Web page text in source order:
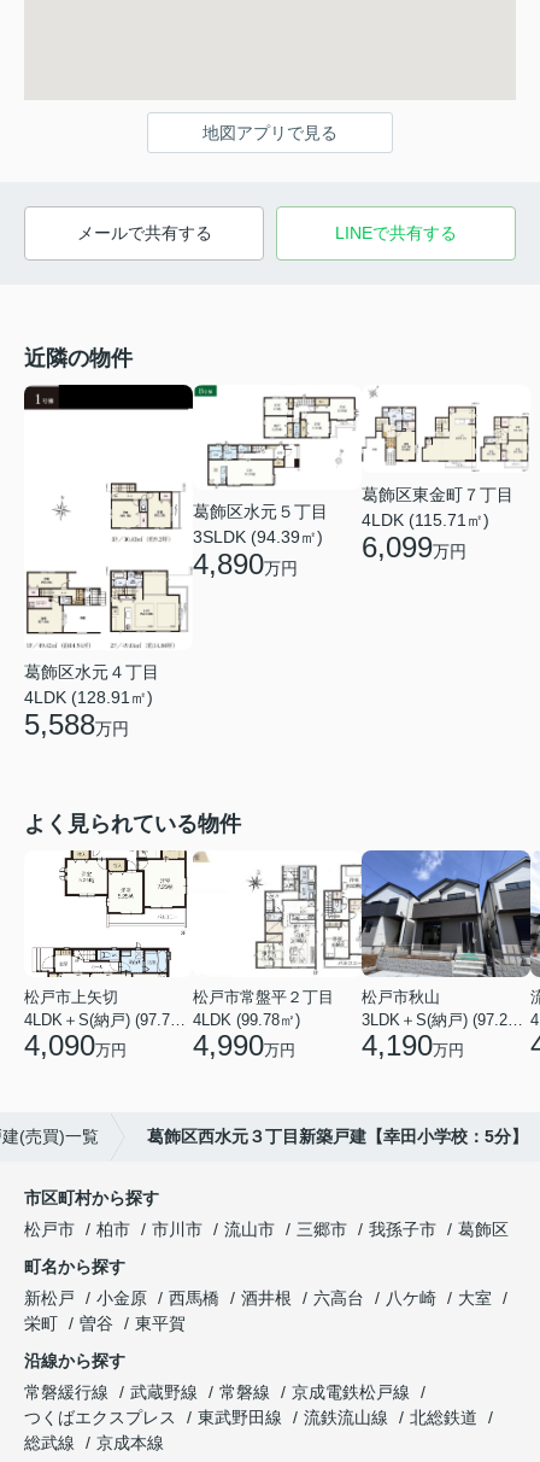
地図アプリで見る
メールで共有する LINEで共有する
近隣の物件
葛飾区水元４丁目
4LDK (128.91㎡)
5,588万円
葛飾区水元５丁目
3SLDK (94.39㎡)
4,890万円
葛飾区東金町７丁目
4LDK (115.71㎡)
6,099万円
よく見られている物件
松戸市上矢切
4LDK＋S(納戸) (97.71㎡)
4,090万円
松戸市常盤平２丁目
4LDK (99.78㎡)
4,990万円
松戸市秋山
3LDK＋S(納戸) (97.29㎡)
4,190万円
(売買)一覧 葛飾区西水元３丁目新築戸建【幸田小学校：5分】
市区町村から探す
松戸市
柏市 市川市 流山市 三郷市 我孫子市
葛飾区
町名から探す
新松戸
小金原 西馬橋 酒井根 六高台 八ケ崎
大室
栄町
曽谷
東平賀
沿線から探す
常磐緩行線
武蔵野線 常磐線
京成電鉄松戸線
つくばエクスプレス
東武野田線 流鉄流山線
北総鉄道
総武線
京成本線